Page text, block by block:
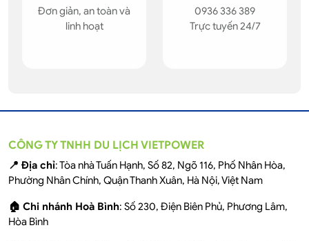
Đơn giản, an toàn và
linh hoạt
0936 336 389
Trực tuyến 24/7
CÔNG TY TNHH DU LỊCH VIETPOWER
📍 Địa chỉ: Tòa nhà Tuấn Hạnh, Số 82, Ngõ 116, Phố Nhân Hòa,
Phường Nhân Chính, Quận Thanh Xuân, Hà Nội, Việt Nam
🏠 Chi nhánh Hoà Bình: Số 230, Điện Biên Phủ, Phương Lâm,
Hòa Bình